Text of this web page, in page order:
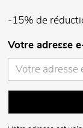
-15% de
Votre adresse